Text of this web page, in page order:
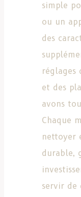
simple
ou un
des
réglages
et des
avons
Chaque
nettoyer
durable,
servir de